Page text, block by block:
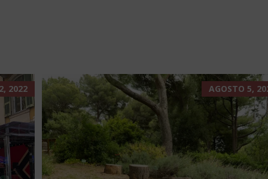
2022 AGOSTO 5,